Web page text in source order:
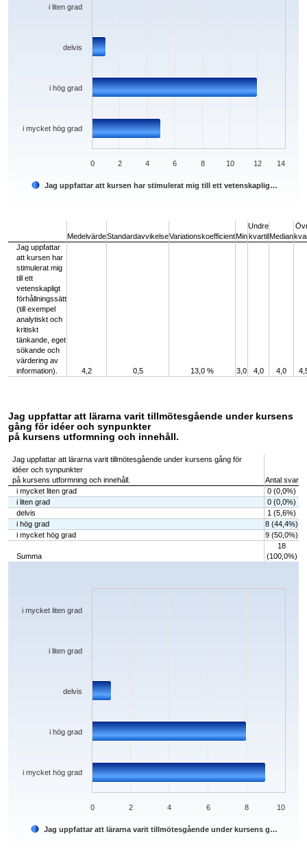
Jag uppfattar att kursen har stimulerat mig till ett vetenskaplig…
i mycket hög grad
i hög grad
delvis
i liten grad
0 2 4 6 8 10 12 14
MedelvärdeStandardavvikelseVariationskoefficientMin
Undre
kvartilMedian
Jag uppfattar
att kursen har
stimulerat mig
till ett
vetenskapligt
förhållningssätt
(till exempel
analytiskt och
kritiskt
tänkande, eget
sökande och
värdering av
information).
4,2 0,5 13,0 % 3,0 4,0 4,0
Jag uppfattar att lärarna varit tillmötesgående under kursens
gång för idéer och synpunkter
på kursens utformning och innehåll.
Jag uppfattar att lärarna varit tillmötesgående under kursens gång för
idéer och synpunkter
på kursens utformning och innehåll.
Antal svar
i mycket liten grad
0 (0,0%)
i liten grad
0 (0,0%)
delvis
1 (5,6%)
i hög grad
8 (44,4%)
i mycket hög grad
9 (50,0%)
Summa
18
(100,0%)
Chart
The chart has 1 X axis displaying categories.
Jag uppfattar att lärarna varit tillmötesgående under kursens g…
i mycket hög grad
i hög grad
delvis
i liten grad
i mycket liten grad
0 2 4 6 8 10